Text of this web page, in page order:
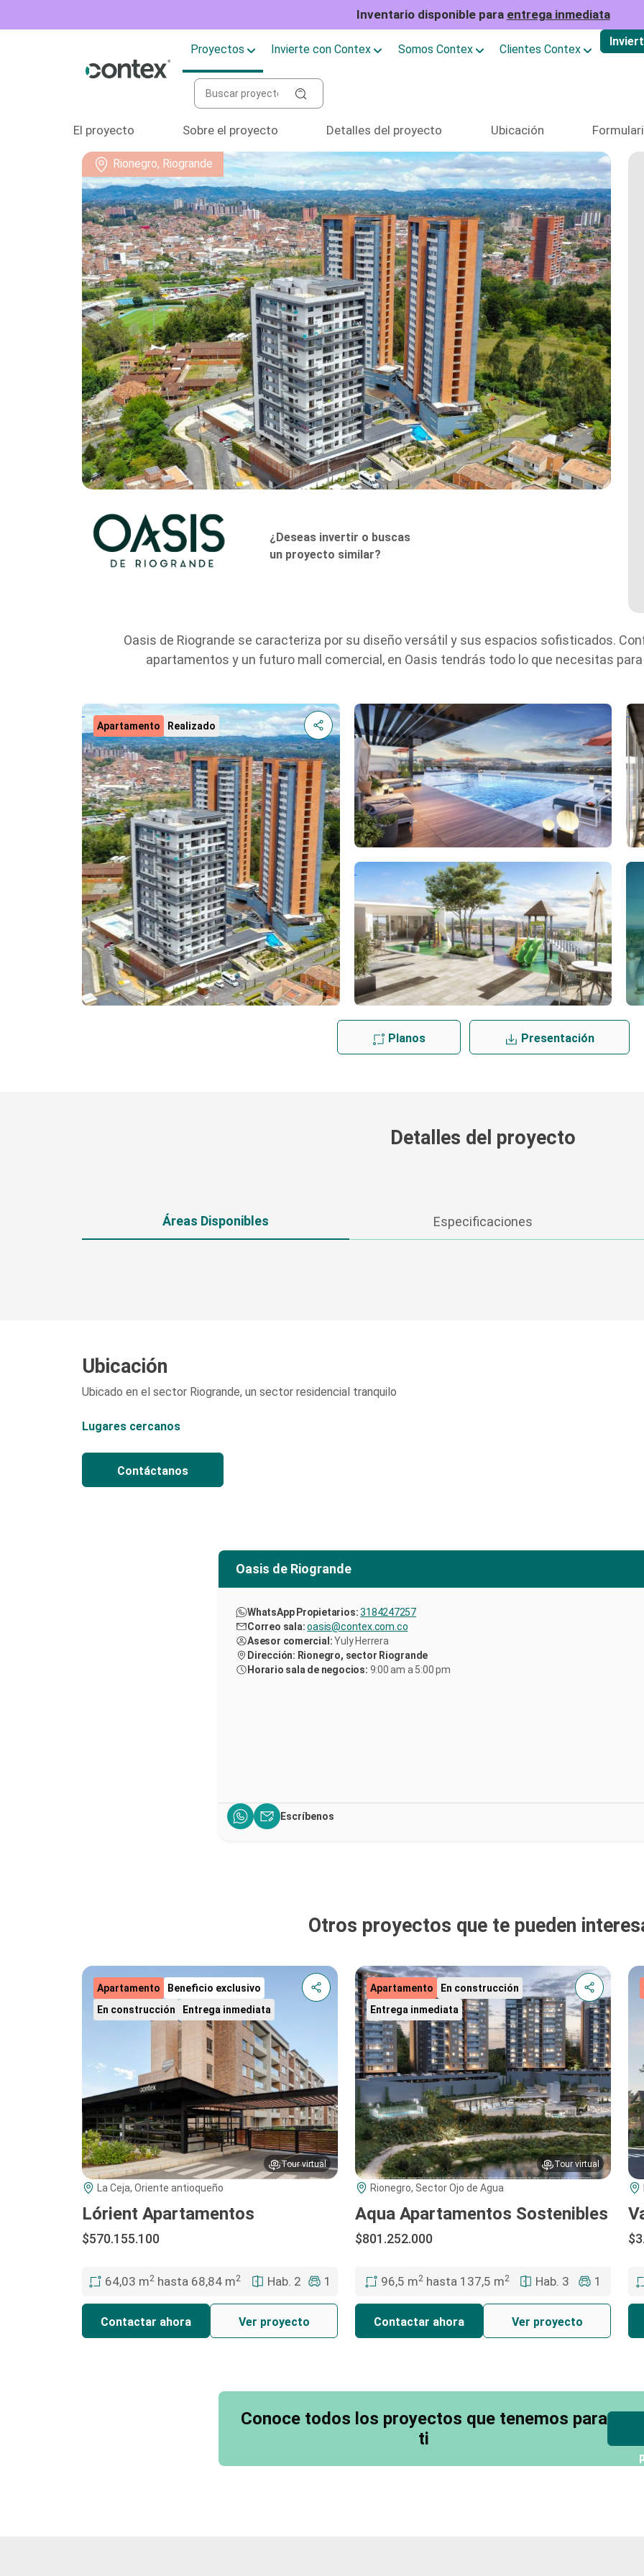
Inventario disponible para entrega inmediata
Proyectos Invierte con Contex Somos Contex Clientes Contex
El proyecto Sobre el proyecto Detalles del proyecto Ubicación
Rionegro, Riogrande
¿Deseas invertir o buscas
un proyecto similar?
Oasis de Riogrande se caracteriza por su diseño versátil y sus espacios sofisticados.
apartamentos y un futuro mall comercial, en Oasis tendrás todo lo que necesitas
Apartamento Realizado
Planos Presentación
Detalles del proyecto
Áreas Disponibles Especificaciones
Ubicación
Ubicado en el sector Riogrande, un sector residencial tranquilo
Lugares cercanos
Contáctanos
Oasis de Riogrande
WhatsApp Propietarios:3184247257
Correo sala:oasis@contex.com.co
Asesor comercial:Yuly Herrera
Dirección: Rionegro, sector Riogrande
Horario sala de negocios: 9:00 am a 5:00 pm
Escríbenos
Otros proyectos que te pueden
Apartamento
Beneficio exclusivo
En construcción
Entrega inmediata
Tour virtual
La Ceja, Oriente antioqueño
Lórient Apartamentos
$570.155.100
64,03 m2 hasta 68,84 m2 Hab. 2 1
Contactar ahora Ver proyecto
Apartamento
En construcción
Entrega inmediata
Tour virtual
Rionegro, Sector Ojo de Agua
Aqua Apartamentos Sostenibles
$801.252.000
96,5 m2hasta 137,5 m2 Hab. 3 1
Contactar ahora Ver proyecto
Conoce todos los proyectos que tenemos para
ti